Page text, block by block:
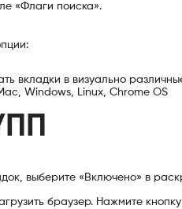
«Флаги поиска».
вкладки в визуально
Windows, Linux, Chrome OS
выберите «Включено» в
браузер. Нажмите